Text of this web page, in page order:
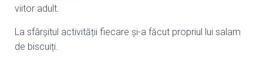
viitor adult.
La sfârșitul activității fiecare și-a făcut propriul lui salam
de biscuiți.